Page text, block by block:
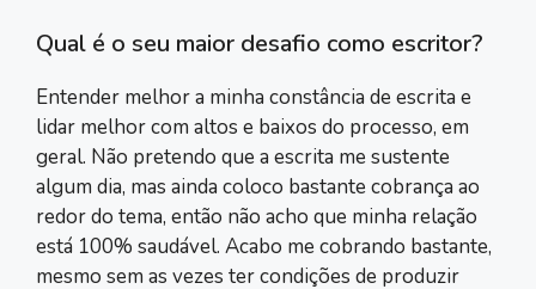
Qual é o seu maior desafio como escritor?
Entender melhor a minha constância de escrita e
lidar melhor com altos e baixos do processo, em
geral. Não pretendo que a escrita me sustente
algum dia, mas ainda coloco bastante cobrança ao
redor do tema, então não acho que minha relação
está 100% saudável. Acabo me cobrando bastante,
mesmo sem as vezes ter condições de produzir